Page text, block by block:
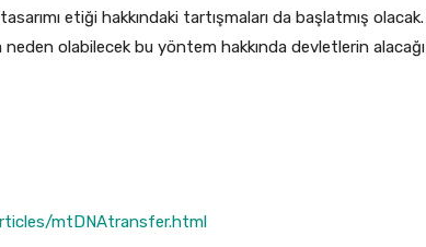
etiği hakkındaki tartışmaları da başlatmış olacak.
olabilecek bu yöntem hakkında devletlerin alacağı
mtDNAtransfer.html